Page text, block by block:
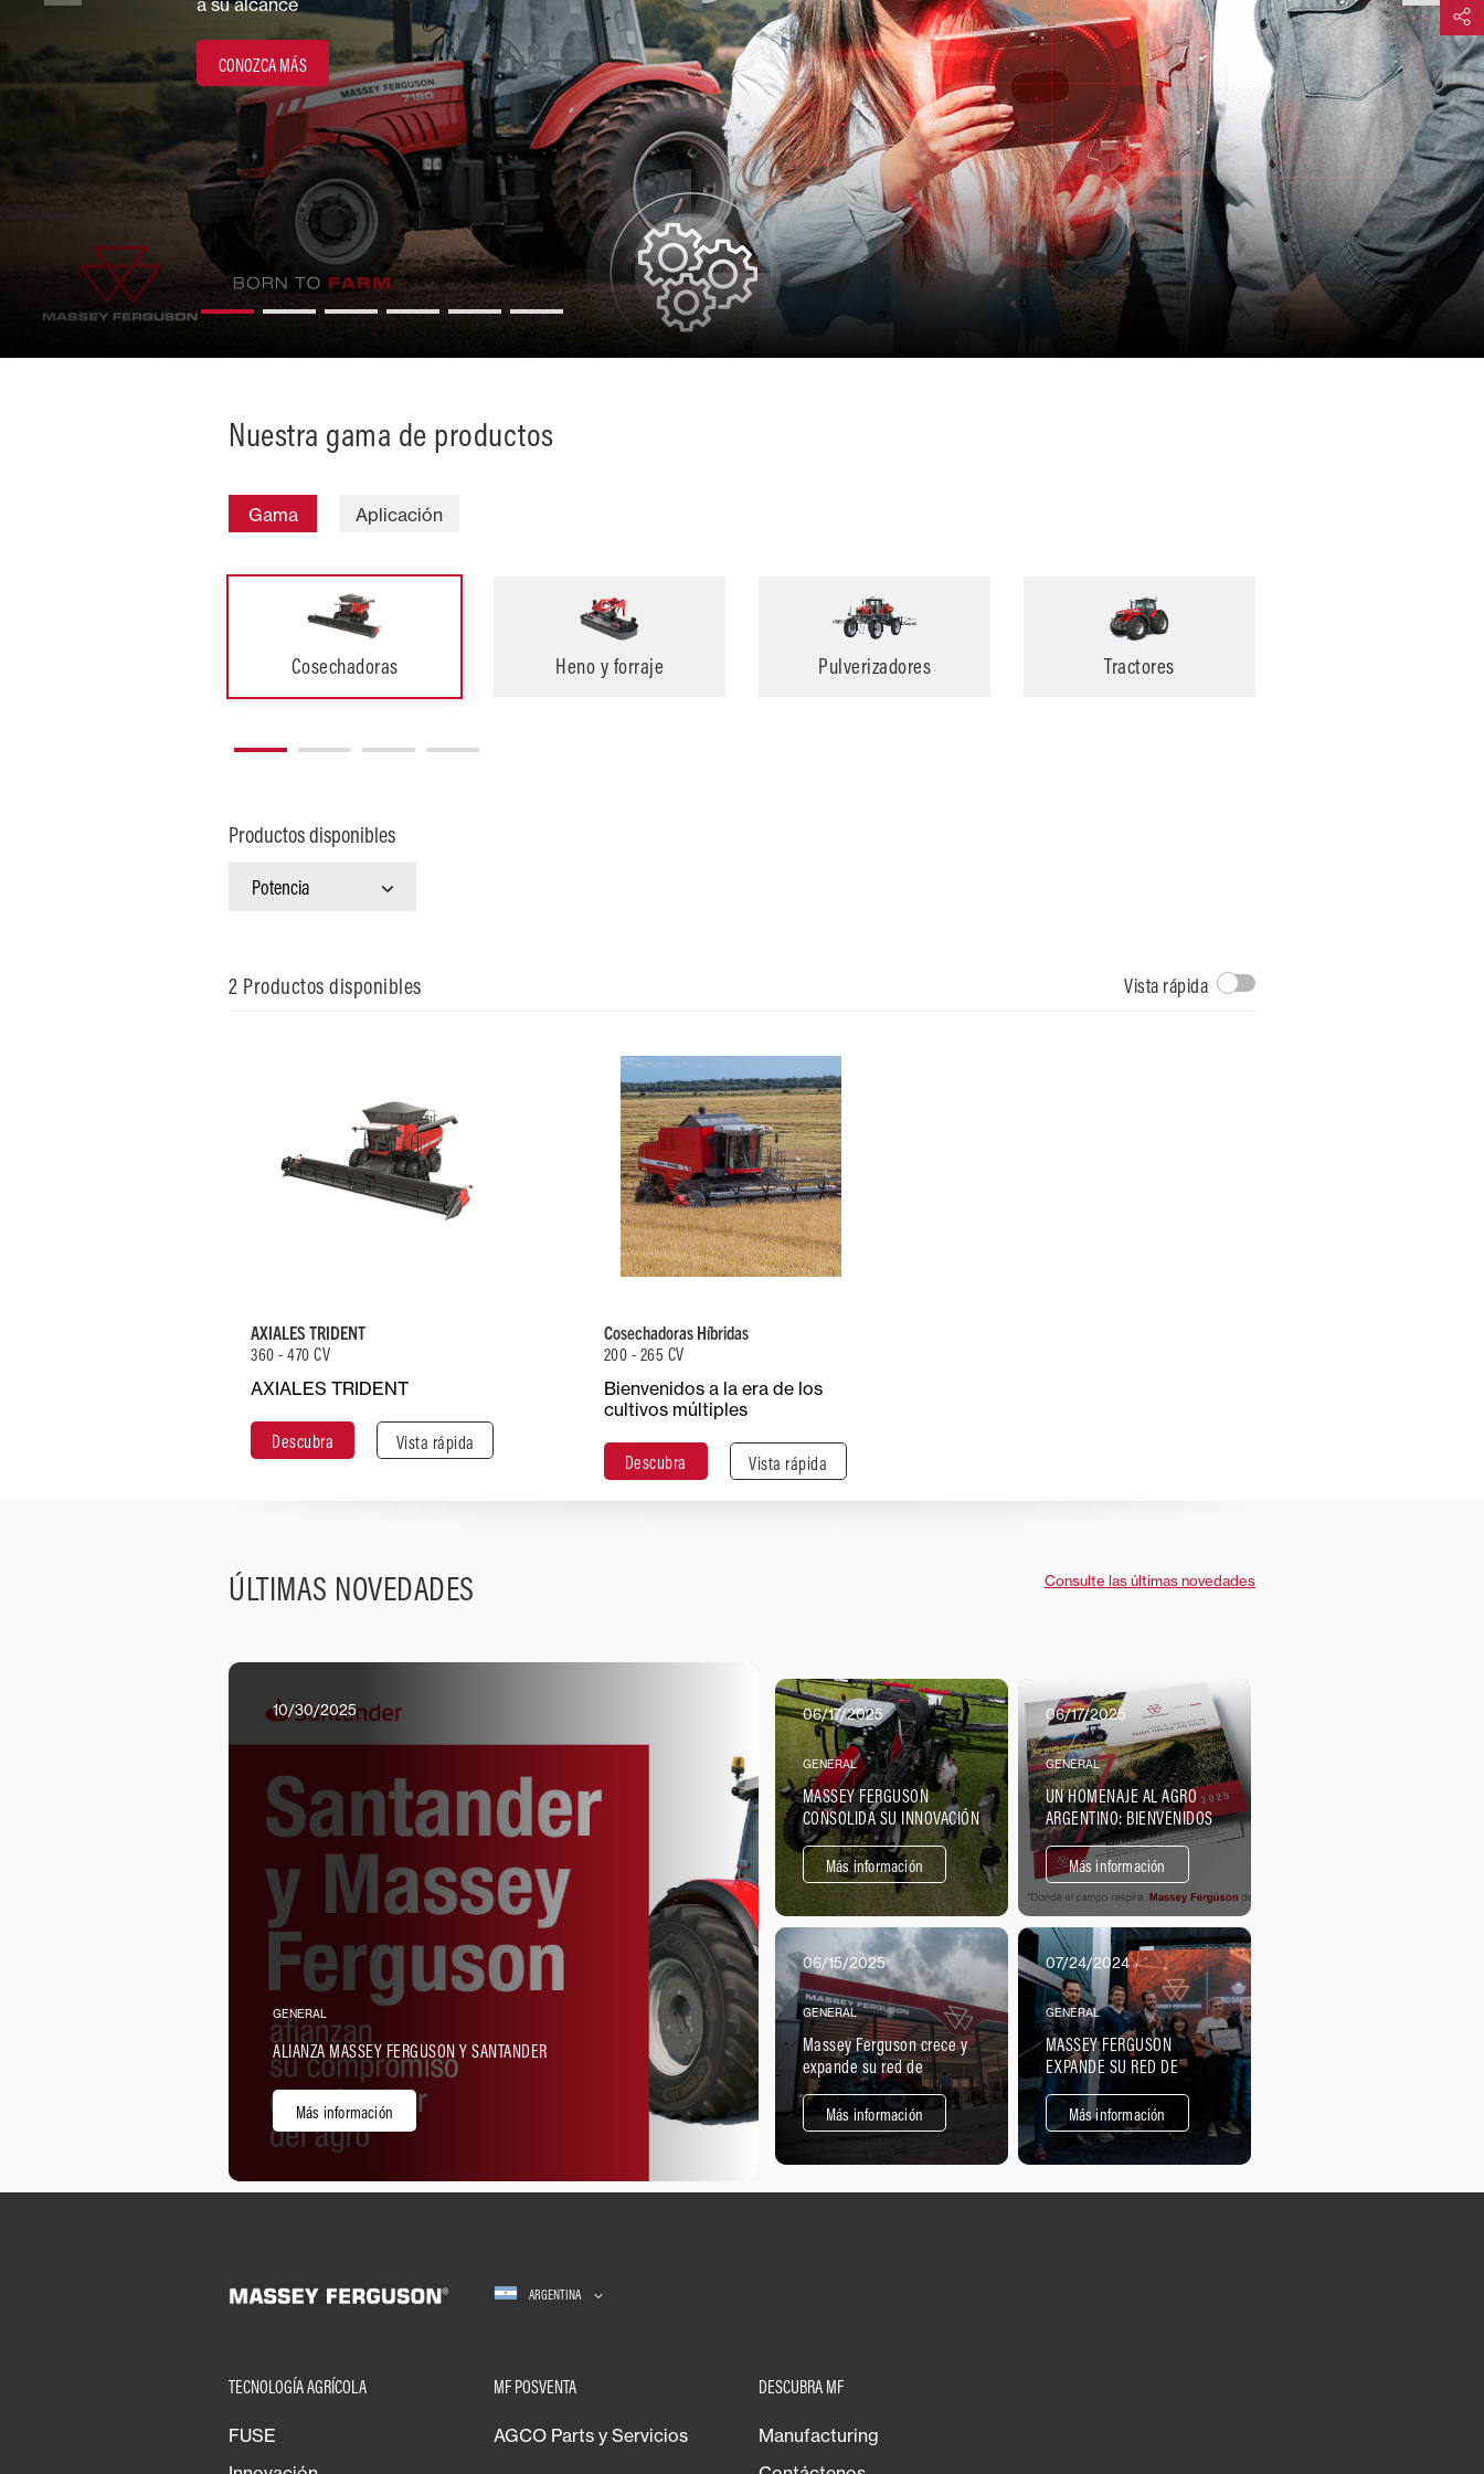
Cuidado del
terreno
Explotaciones
mixtas
a su alcance
CONOZCA MÁS
Nuestra gama de productos
Gama Aplicación
Cosechadoras Heno y forraje Pulverizadores Tractores
Productos disponibles
Potencia
2 Productos disponibles Vista rápida
AXIALES TRIDENT
360 - 470 CV
AXIALES TRIDENT
Descubra Vista rápida
Capacidad de
la tolva de
grano (I)
10.570 - 12.334
Potencia
máxima (CV)
470
Descubra
Cosechadoras Híbridas
200 - 265 CV
Bienvenidos a la era de los
cultivos múltiples
Descubra Vista rápida
Capacidad de
la tolva de
grano (I)
5.500 - 7.000
Potencia
máxima (CV)
265
Cerrar
Descubra
ÚLTIMAS NOVEDADES Consulte las últimas novedades
GENERAL
10/30/2025
ALIANZA MASSEY FERGUSON Y SANTANDER
Más información
GENERAL
06/17/2025
MASSEY FERGUSON
CONSOLIDA SU INNOVACIÓN
EN PROTECCIÓN DE
CULTIVOS CON SU
PULVERIZADOR MF 500R EN
ACCIÓN
Más información
GENERAL
06/17/2025
UN HOMENAJE AL AGRO
ARGENTINO: BIENVENIDOS
AL AÑO EN SEIS
ESCENARIOS DEL PAÍS.
Más información
GENERAL
06/15/2025
Massey Ferguson crece y
expande su red de
concesionarios oficiales
en la provincia de
Mendoza
Más información
GENERAL
07/24/2024
MASSEY FERGUSON
EXPANDE SU RED DE
CONCESIONARIOS A SAN
JORGE, PROVINCIA DE
SANTA FE
Más información
ARGENTINA
TECNOLOGÍA AGRÍCOLA
FUSE
MF POSVENTA
AGCO Parts y Servicios
DESCUBRA MF
Manufacturing